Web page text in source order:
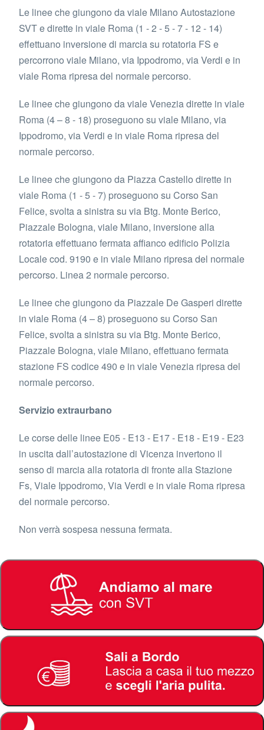
Le linee che giungono da viale Milano Autostazione
SVT e dirette in viale Roma (1 - 2 - 5 - 7 - 12 - 14)
effettuano inversione di marcia su rotatoria FS e
percorrono viale Milano, via Ippodromo, via Verdi e in
viale Roma ripresa del normale percorso.
Le linee che giungono da viale Venezia dirette in viale
Roma (4 – 8 - 18) proseguono su viale Milano, via
Ippodromo, via Verdi e in viale Roma ripresa del
normale percorso.
Le linee che giungono da Piazza Castello dirette in
viale Roma (1 - 5 - 7) proseguono su Corso San
Felice, svolta a sinistra su via Btg. Monte Berico,
Piazzale Bologna, viale Milano, inversione alla
rotatoria effettuano fermata affianco edificio Polizia
Locale cod. 9190 e in viale Milano ripresa del normale
percorso. Linea 2 normale percorso.
Le linee che giungono da Piazzale De Gasperi dirette
in viale Roma (4 – 8) proseguono su Corso San
Felice, svolta a sinistra su via Btg. Monte Berico,
Piazzale Bologna, viale Milano, effettuano fermata
stazione FS codice 490 e in viale Venezia ripresa del
normale percorso.
Servizio extraurbano
Le corse delle linee E05 - E13 - E17 - E18 - E19 - E23
in uscita dall’autostazione di Vicenza invertono il
senso di marcia alla rotatoria di fronte alla Stazione
Fs, Viale Ippodromo, Via Verdi e in viale Roma ripresa
del normale percorso.
Non verrà sospesa nessuna fermata.